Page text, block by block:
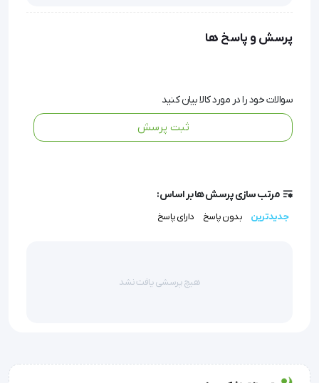
تحمل وزن : 180 کیلوگرم
حالت
اپیلاسیون، سالنهای زیبایی و . . .
پرسش و پاسخ ها
سوالات خود را در مورد کالا بیان کنید
ثبت پرسش
مرتب سازی پرسش ها بر اساس:
جدیدترین بدون پاسخ دارای پاسخ
هیچ پرسشی یافت نشد